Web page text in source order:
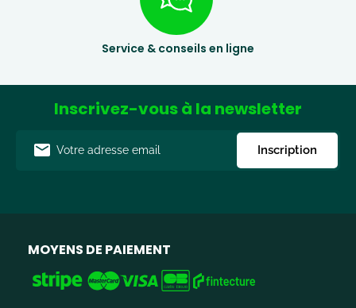
Service & conseils en ligne
Inscrivez-vous à la newsletter
Inscription
MOYENS DE PAIEMENT